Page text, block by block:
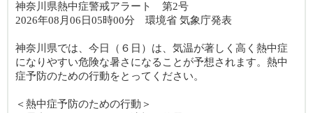
神奈川県熱中症警戒アラート 第2号
2026年08月06日05時00分 環境省 気象庁発表
神奈川県では、今日（６日）は、気温が著しく高く熱中症
になりやすい危険な暑さになることが予想されます。熱中
症予防のための行動をとってください。
＜熱中症予防のための行動＞